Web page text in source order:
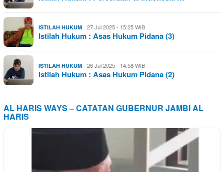
ISTILAH HUKUM 27 Jul 2025 - 15:25 WIB
Istilah Hukum : Asas Hukum Pidana (3)
ISTILAH HUKUM 26 Jul 2025 - 14:58 WIB
Istilah Hukum : Asas Hukum Pidana (2)
AL HARIS WAYS – CATATAN GUBERNUR JAMBI AL
HARIS